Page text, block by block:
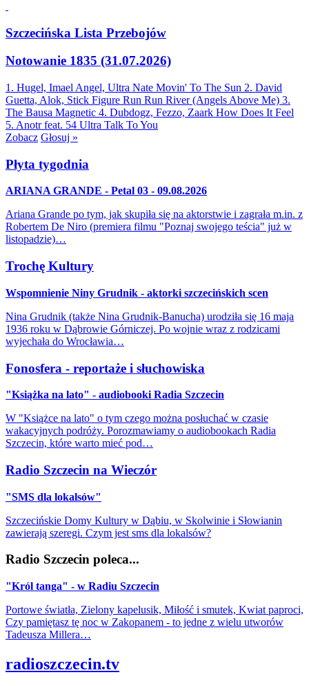
Szczecińska Lista Przebojów
Notowanie 1835 (31.07.2026)
1. Hugel, Imael Angel, Ultra Nate Movin' To The Sun 2. David
Guetta, Alok, Stick Figure Run Run River (Angels Above Me) 3.
The Bausa Magnetic 4. Dubdogz, Fezzo, Zaark How Does It Feel
5. Anotr feat. 54 Ultra Talk To You
Zobacz Głosuj »
Płyta tygodnia
ARIANA GRANDE - Petal 03 - 09.08.2026
Ariana Grande po tym, jak skupiła się na aktorstwie i zagrała m.in. z
Robertem De Niro (premiera filmu "Poznaj swojego teścia" już w
listopadzie)…
Trochę Kultury
Wspomnienie Niny Grudnik - aktorki szczecińskich scen
Nina Grudnik (także Nina Grudnik-Banucha) urodziła się 16 maja
1936 roku w Dąbrowie Górniczej. Po wojnie wraz z rodzicami
wyjechała do Wrocławia…
Fonosfera - reportaże i słuchowiska
"Książka na lato" - audiobooki Radia Szczecin
W "Książce na lato" o tym czego można posłuchać w czasie
wakacyjnych podróży. Porozmawiamy o audiobookach Radia
Szczecin, które warto mieć pod…
Radio Szczecin na Wieczór
"SMS dla lokalsów"
Szczecińskie Domy Kultury w Dąbiu, w Skolwinie i Słowianin
zawierają szeregi. Czym jest sms dla lokalsów?
Radio Szczecin poleca...
"Król tanga" - w Radiu Szczecin
Portowe światła, Zielony kapelusik, Miłość i smutek, Kwiat paproci,
Czy pamiętasz tę noc w Zakopanem - to jedne z wielu utworów
Tadeusza Millera…
radioszczecin.tv